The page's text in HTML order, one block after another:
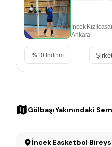
İncek
Ankara
%10 İndirim
Gölbaşı Yakınındaki
İncek Basketbol